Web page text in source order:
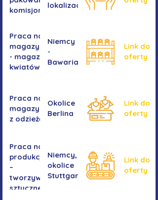
komisjonowanie
lokalizacji
Praca na
magazynie
- magazyn
kwiatów
Niemcy
-
Bawaria
Link do
oferty
Praca na
magazynie
z odzieżą
Okolice
Berlina
Link do
oferty
Praca na
produkcji
–
tworzywa
sztuczne
Niemcy,
okolice
Stuttgartu
Link do
oferty